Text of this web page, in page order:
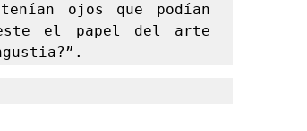
ojos que podían
el papel del arte